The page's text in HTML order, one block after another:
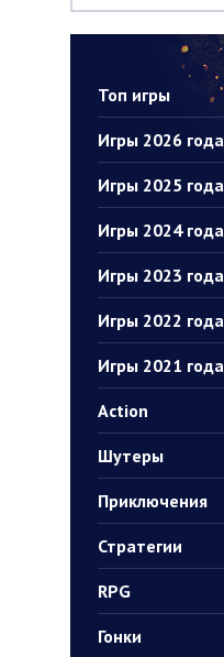
Топ игры
Игры 2026 года
Игры 2025 года
Игры 2024 года
Игры 2023 года
Игры 2022 года
Игры 2021 года
Action
Шутеры
Приключения
Стратегии
RPG
Гонки